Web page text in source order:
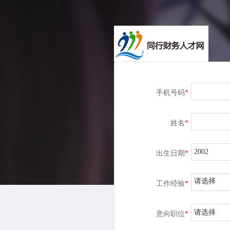
手机号码*
姓名*
出生日期*
工作经验* 请选择
意向职位* 请选择